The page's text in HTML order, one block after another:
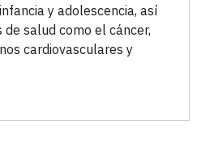
y adolescencia, así
salud como el cáncer,
cardiovasculares y